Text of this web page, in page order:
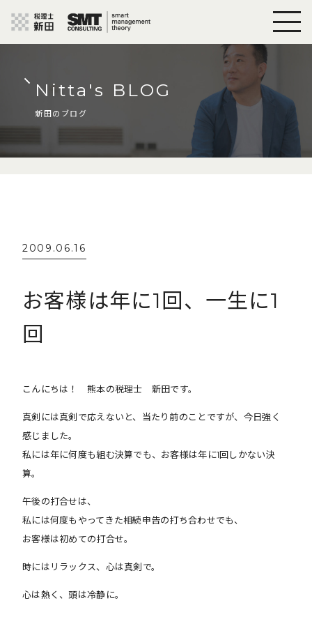
Nitta's BLOG
新田のブログ
2009.06.16
お客様は年に1回、一生に1
回
こんにちは！ 熊本の税理士 新田です。
真剣には真剣で応えないと、当たり前のことですが、今日強く
感じました。
私には年に何度も組む決算でも、お客様は年に1回しかない決
算。
午後の打合せは、
私には何度もやってきた相続申告の打ち合わせでも、
お客様は初めての打合せ。
時にはリラックス、心は真剣で。
心は熱く、頭は冷静に。